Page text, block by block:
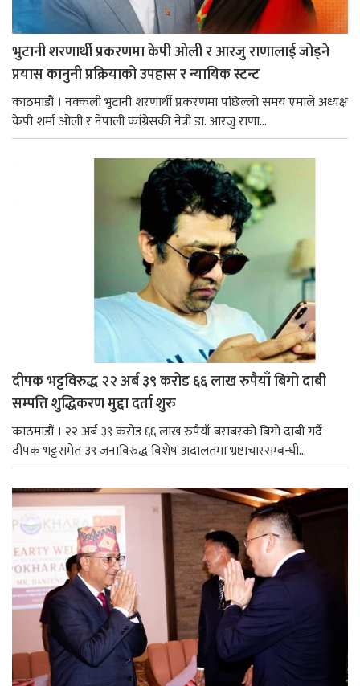
भुटानी शरणार्थी प्रकरणमा केपी ओली र आरजु राणालाई जोड्ने
प्रयास कानुनी प्रक्रियाको उपहास र न्यायिक स्टन्ट
काठमाडौं । नक्कली भुटानी शरणार्थी प्रकरणमा पछिल्लो समय एमाले अध्यक्ष
केपी शर्मा ओली र नेपाली कांग्रेसकी नेत्री डा. आरजु राणा...
दीपक भट्टविरुद्ध २२ अर्ब ३९ करोड ६६ लाख रुपैयाँ बिगो दाबी
सम्पत्ति शुद्धिकरण मुद्दा दर्ता शुरु
काठमाडौं । २२ अर्ब ३९ करोड ६६ लाख रुपैयाँ बराबरको बिगो दाबी गर्दै
दीपक भट्टसमेत ३९ जनाविरुद्ध विशेष अदालतमा भ्रष्टाचारसम्बन्धी...